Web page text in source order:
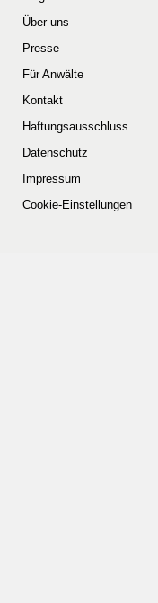
Über uns
Presse
Für Anwälte
Kontakt
Haftungsausschluss
Datenschutz
Impressum
Cookie-Einstellungen